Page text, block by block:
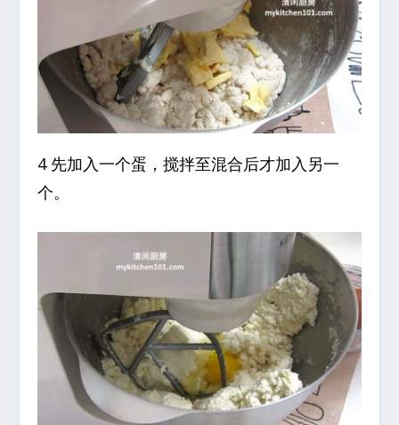
4 先加入一个蛋，搅拌至混合后才加入另一
个。